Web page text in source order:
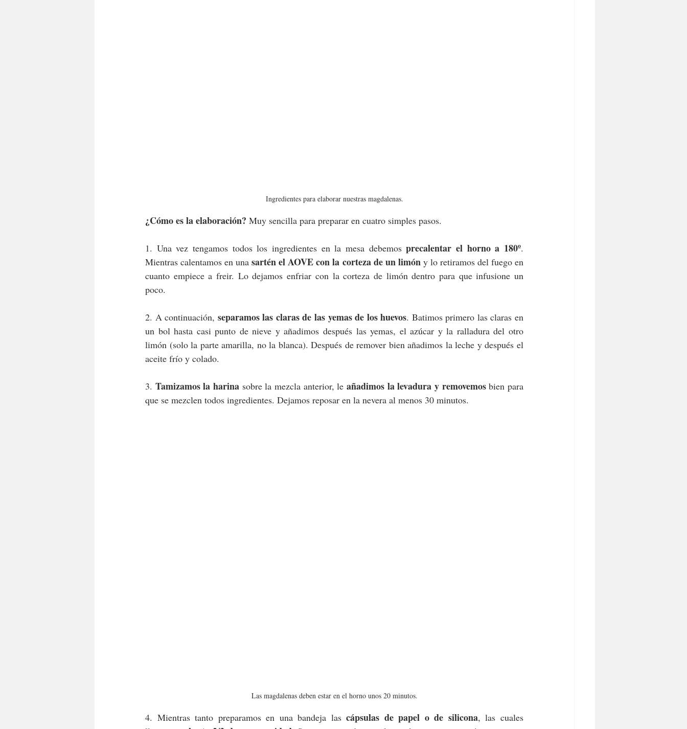
Ingredientes para elaborar nuestras magdalenas.
¿Cómo es la elaboración? Muy sencilla para preparar en cuatro simples pasos.
1. Una vez tengamos todos los ingredientes en la mesa debemos precalentar el horno a 180º.
Mientras calentamos en una sartén el AOVE con la corteza de un limón y lo retiramos del fuego en
cuanto empiece a freir. Lo dejamos enfriar con la corteza de limón dentro para que infusione un
poco.
2. A continuación, separamos las claras de las yemas de los huevos. Batimos primero las claras en
un bol hasta casi punto de nieve y añadimos después las yemas, el azúcar y la ralladura del otro
limón (solo la parte amarilla, no la blanca). Después de remover bien añadimos la leche y después el
aceite frío y colado.
3. Tamizamos la harina sobre la mezcla anterior, le añadimos la levadura y removemos bien para
que se mezclen todos ingredientes. Dejamos reposar en la nevera al menos 30 minutos.
Las magdalenas deben estar en el horno unos 20 minutos.
4. Mientras tanto preparamos en una bandeja las cápsulas de papel o de silicona, las cuales